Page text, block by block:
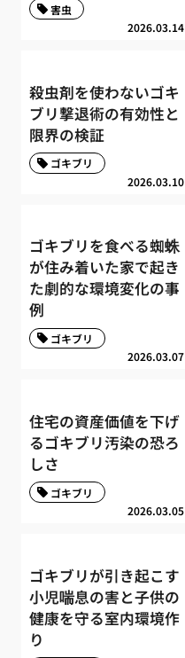
2026.03.14
害虫
殺虫剤を使わないゴキ
ブリ撃退術の有効性と
限界の検証
2026.03.10
ゴキブリ
ゴキブリを食べる蜘蛛
が住み着いた家で起き
た劇的な環境変化の事
例
2026.03.07
ゴキブリ
住宅の資産価値を下げ
るゴキブリ汚染の恐ろ
しさ
2026.03.05
ゴキブリ
ゴキブリが引き起こす
小児喘息の害と子供の
健康を守る室内環境作
り